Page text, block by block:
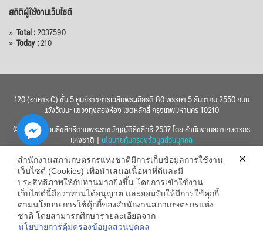
สถิติผู้ใช้งานเว็บไซต์
» Total :2037590
» Today :210
120 (อาคาร C) ชั้น 5 ศูนย์ราชการเฉลิมพระเกียรติ 80 พรรษา 5 ธันวาคม 2550 ถนน
แจ้งวัฒนะ แขวงทุ่งสองห้อง เขตหลักสี่ กรุงเทพมหานคร 10210
© 2560 สงวนลิขสิทธิ์ตามพระราชบัญญัติลิขสิทธิ์ 2537 โดย สำนักงานสภาเกษตรกร
แห่งชาติ | นโยบายคุ้มครองข้อมูลส่วนบุคคล
สำนักงานสภาเกษตรกรแห่งชาติมีการเก็บข้อมูลการใช้งาน
เว็บไซต์ (Cookies) เพื่อนำเสนอเนื้อหาที่ดีและมี
ประสิทธิภาพให้กับท่านมากยิ่งขึ้น โดยการเข้าใช้งาน
เว็บไซต์นี้ถือว่าท่านได้อนุญาต และยอมรับให้มีการใช้คุกกี้
ตามนโยบายการใช้คุ้กกี้ของสำนักงานสภาเกษตรกรแห่ง
ชาติ โดยสามารถศึกษารายละเอียดจาก
นโยบายการคุ้มครองข้อมูลส่วนบุคคล
Hide
chaty